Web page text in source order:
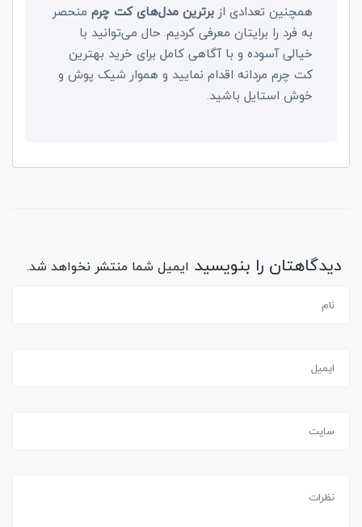
همچنین تعدادی از برترین مدل‌های کت چرم منحصر
به فرد را برایتان معرفی کردیم. حال می‌توانید با
خیالی آسوده و با آگاهی کامل برای خرید بهترین
کت چرم مردانه اقدام نمایید و هموار شیک پوش و
خوش استایل باشید.
دیدگاهتان را بنویسید ایمیل شما منتشر نخواهد شد.